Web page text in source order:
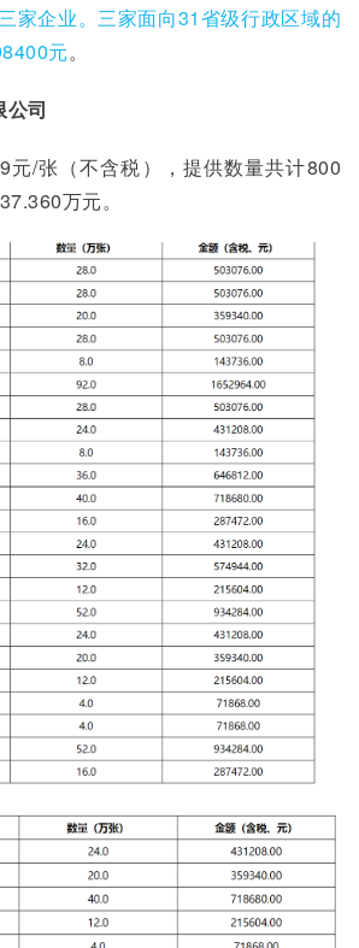
家企业。三家面向31省级行政区域的
元。
公司
元/张（不含税），提供数量共计800
万元。